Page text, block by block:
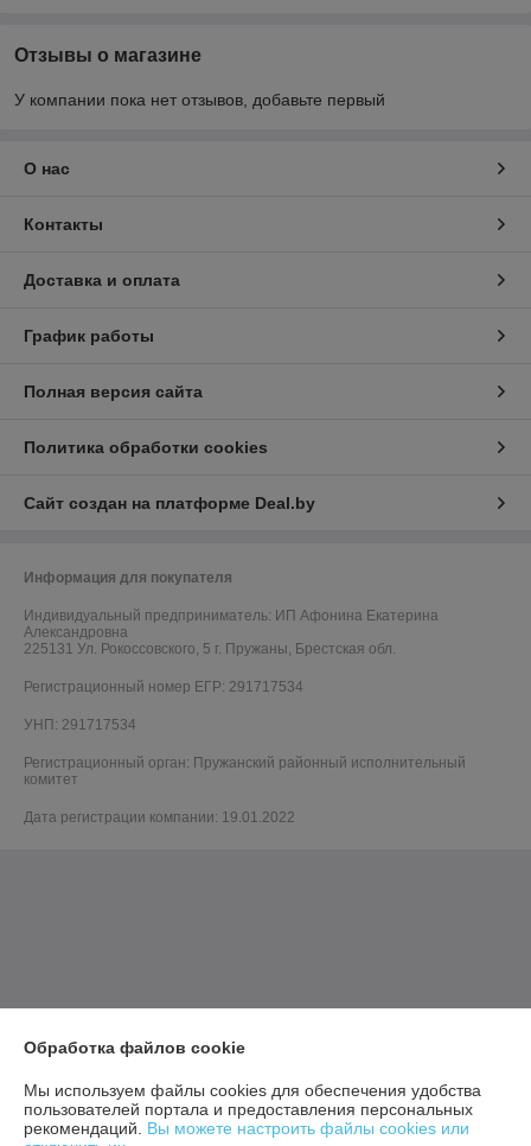
Отзывы о магазине
У компании пока нет отзывов, добавьте первый
О нас
Контакты
Доставка и оплата
График работы
Полная версия сайта
Политика обработки cookies
Сайт создан на платформе Deal.by
Информация для покупателя
Индивидуальный предприниматель: ИП Афонина Екатерина
Александровна
225131 Ул. Рокоссовского, 5 г. Пружаны, Брестская обл.
Регистрационный номер ЕГР: 291717534
УНП: 291717534
Регистрационный орган: Пружанский районный исполнительный
комитет
Дата регистрации компании: 19.01.2022
Обработка файлов cookie
Мы используем файлы cookies для обеспечения удобства
пользователей портала и предоставления персональных
рекомендаций. Вы можете настроить файлы cookies или